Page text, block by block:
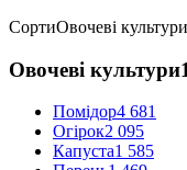
СортиОвочеві культури
Овочеві культури
Помідор4 681
Огірок2 095
Капуста1 585